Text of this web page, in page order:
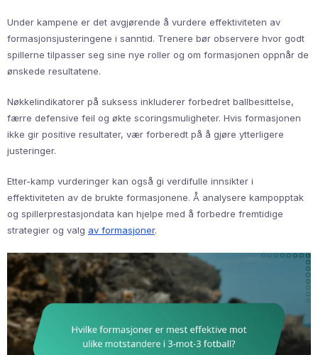
Under kampene er det avgjørende å vurdere effektiviteten av
formasjonsjusteringene i sanntid. Trenere bør observere hvor godt
spillerne tilpasser seg sine nye roller og om formasjonen oppnår de
ønskede resultatene.
Nøkkelindikatorer på suksess inkluderer forbedret ballbesittelse,
færre defensive feil og økte scoringsmuligheter. Hvis formasjonen
ikke gir positive resultater, vær forberedt på å gjøre ytterligere
justeringer.
Etter-kamp vurderinger kan også gi verdifulle innsikter i
effektiviteten av de brukte formasjonene. Å analysere kampopptak
og spillerprestasjondata kan hjelpe med å forbedre fremtidige
strategier og valg av formasjoner.